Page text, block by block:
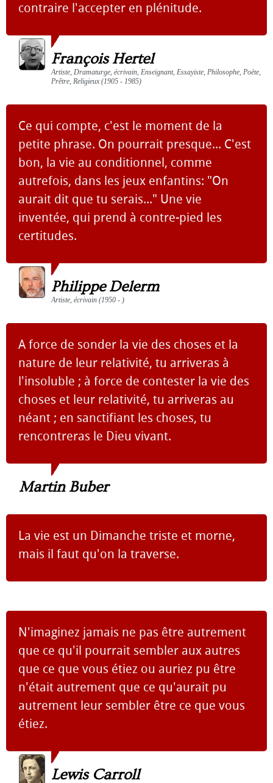
contraire l'accepter en plénitude.
François Hertel
Artiste, Dramaturge, écrivain, Enseignant, Essayiste, Philosophe, Poète,
Prêtre, Religieux (1905 - 1985)
Ce qui compte, c'est le moment de la
petite phrase. On pourrait presque... C'est
bon, la vie au conditionnel, comme
autrefois, dans les jeux enfantins: "On
aurait dit que tu serais..." Une vie
inventée, qui prend à contre-pied les
certitudes.
Philippe Delerm
Artiste, écrivain (1950 - )
A force de sonder la vie des choses et la
nature de leur relativité, tu arriveras à
l'insoluble ; à force de contester la vie des
choses et leur relativité, tu arriveras au
néant ; en sanctifiant les choses, tu
rencontreras le Dieu vivant.
Martin Buber
La vie est un Dimanche triste et morne,
mais il faut qu'on la traverse.
N'imaginez jamais ne pas être autrement
que ce qu'il pourrait sembler aux autres
que ce que vous étiez ou auriez pu être
n'était autrement que ce qu'aurait pu
autrement leur sembler être ce que vous
étiez.
Lewis Carroll